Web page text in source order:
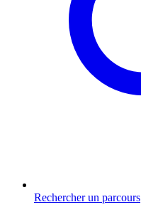
Rechercher un parcours